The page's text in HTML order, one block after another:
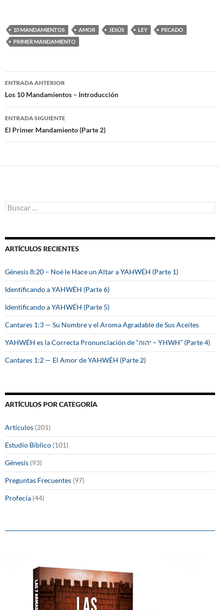
10 MANDAMIENTOS AMOR JESÚS LEY
PECADO
PRIMER MANDAMIENTO
Navegación
de
entradas
ENTRADA ANTERIOR
Los 10 Mandamientos – Introducción
ENTRADA SIGUIENTE
El Primer Mandamiento (Parte 2)
B
u
a
r
ARTÍCULOS RECIENTES
Génesis 8:20 – Noé le Hace un Altar a YAHWÉH (Parte 1)
Identificando a YAHWÉH (Parte 6)
Identificando a YAHWÉH (Parte 5)
Cantares 1:3 — Su Nombre y el Aroma Agradable de Sus Aceites
YAHWÉH es la Correcta Pronunciación de “יהוה – YHWH” (Parte 4)
Cantares 1:2 — El Amor de YAHWÉH (Parte 2)
ARTÍCULOS POR CATEGORÍA
Artículos (201)
Estudio Bíblico (101)
Génesis (93)
Preguntas Frecuentes (97)
Profecía (44)